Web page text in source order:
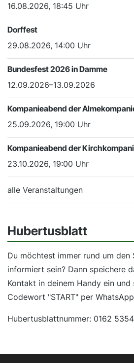
16.08.2026, 18:45 Uhr
Dorffest
29.08.2026, 14:00 Uhr
Bundesfest 2026 in Damme
12.09.2026–13.09.2026
Kompanieabend der
25.09.2026, 19:00 Uhr
Kompanieabend der
23.10.2026, 19:00 Uhr
alle Veranstaltungen
Hubertusblatt
Du möchtest immer rund um den
informiert sein? Dann speichere
Kontakt in deinem Handy ein und
Codewort "START" per
Hubertusblattnummer: 0162